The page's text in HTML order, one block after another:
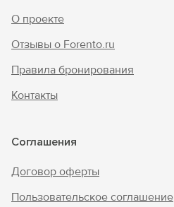
О проекте
Отзывы о Forento.ru
Правила бронирования
Контакты
Соглашения
Договор оферты
Пользовательское соглашение